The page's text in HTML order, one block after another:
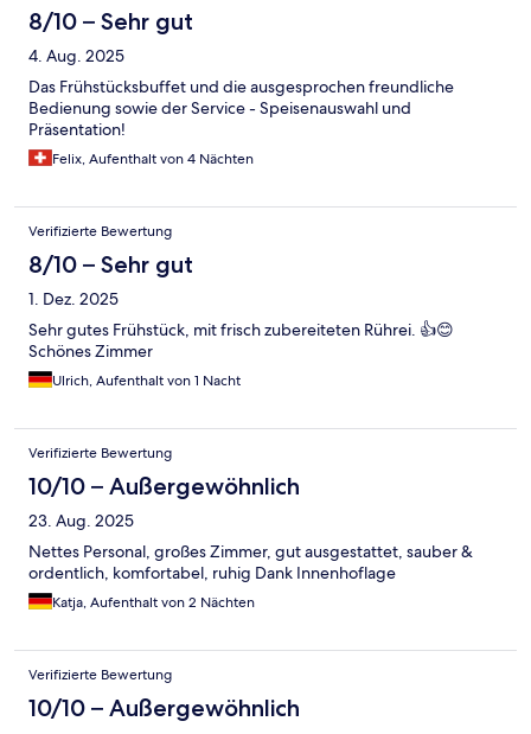
8/10 – Sehr gut
4. Aug. 2025
Das Frühstücksbuffet und die ausgesprochen freundliche
Bedienung sowie der Service - Speisenauswahl und
Präsentation!
Felix, Aufenthalt von 4 Nächten
Verifizierte Bewertung
8/10 – Sehr gut
1. Dez. 2025
Sehr gutes Frühstück, mit frisch zubereiteten Rührei. 👍😊
Schönes Zimmer
Ulrich, Aufenthalt von 1 Nacht
Verifizierte Bewertung
10/10 – Außergewöhnlich
23. Aug. 2025
Nettes Personal, großes Zimmer, gut ausgestattet, sauber &
ordentlich, komfortabel, ruhig Dank Innenhoflage
Katja, Aufenthalt von 2 Nächten
Verifizierte Bewertung
10/10 – Außergewöhnlich